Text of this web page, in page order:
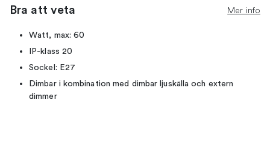
Bra att veta Mer info
Watt, max: 60
IP-klass 20
Sockel: E27
Dimbar i kombination med dimbar ljuskälla och extern
dimmer